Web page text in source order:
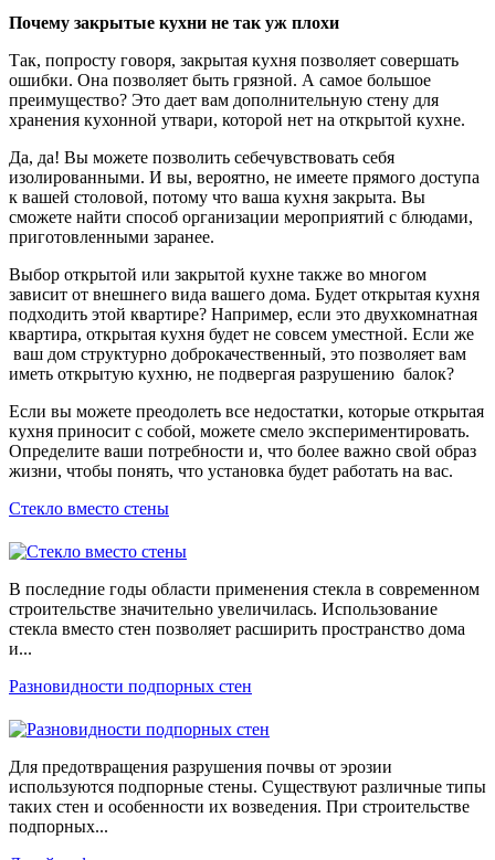
Почему закрытые кухни не так уж плохи
Так, попросту говоря, закрытая кухня позволяет совершать
ошибки. Она позволяет быть грязной. А самое большое
преимущество? Это дает вам дополнительную стену для
хранения кухонной утвари, которой нет на открытой кухне.
Да, да! Вы можете позволить себечувствовать себя
изолированными. И вы, вероятно, не имеете прямого доступа
к вашей столовой, потому что ваша кухня закрыта. Вы
сможете найти способ организации мероприятий с блюдами,
приготовленными заранее.
Выбор открытой или закрытой кухне также во многом
зависит от внешнего вида вашего дома. Будет открытая кухня
подходить этой квартире? Например, если это двухкомнатная
квартира, открытая кухня будет не совсем уместной. Если же
ваш дом структурно доброкачественный, это позволяет вам
иметь открытую кухню, не подвергая разрушению балок?
Если вы можете преодолеть все недостатки, которые открытая
кухня приносит с собой, можете смело экспериментировать.
Определите ваши потребности и, что более важно свой образ
жизни, чтобы понять, что установка будет работать на вас.
Стекло вместо стены
В последние годы области применения стекла в современном
строительстве значительно увеличилась. Использование
стекла вместо стен позволяет расширить пространство дома
и...
Разновидности подпорных стен
Для предотвращения разрушения почвы от эрозии
используются подпорные стены. Существуют различные типы
таких стен и особенности их возведения. При строительстве
подпорных...